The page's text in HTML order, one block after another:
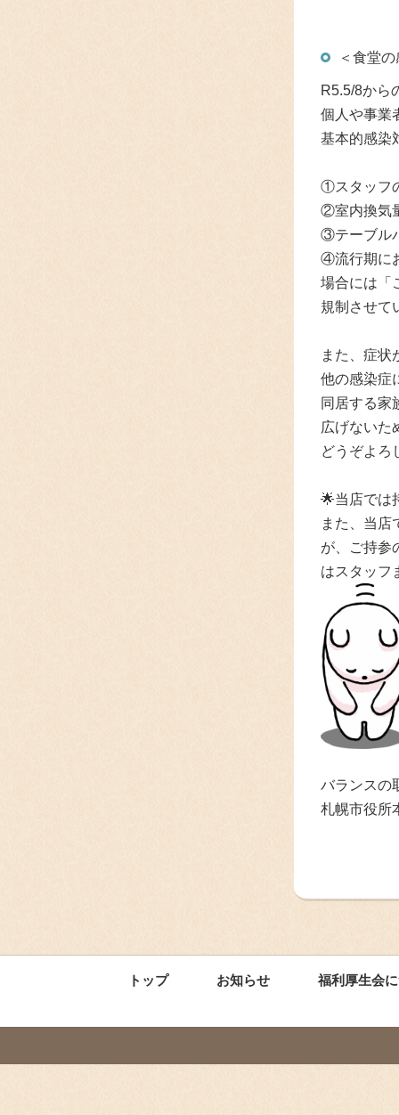
＜食堂
R5.5/8から
個人や事業
基本的感染
①スタッフ
②室内換気
③テーブル
④流行期に
場合には「
規制させて
また、症状
他の感染症
同居する家
広げないた
どうぞよろ
🌟当店では
また、当店
が、ご持参
はスタッフ
バランスの
札幌市役所
トップ お知らせ 福利厚生会